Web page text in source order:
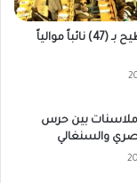
سلفاكير يطيح بـ (47) نائباً موالياً
بين حرس
والسنغالي